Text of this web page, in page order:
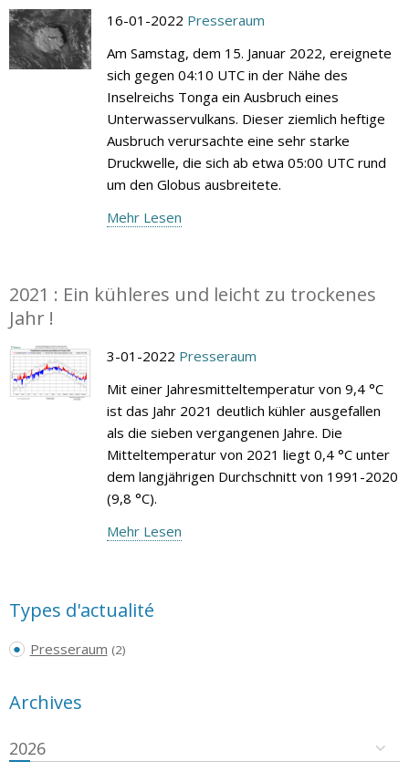
16-01-2022 Presseraum
Am Samstag, dem 15. Januar 2022, ereignete
sich gegen 04:10 UTC in der Nähe des
Inselreichs Tonga ein Ausbruch eines
Unterwasservulkans. Dieser ziemlich heftige
Ausbruch verursachte eine sehr starke
Druckwelle, die sich ab etwa 05:00 UTC rund
um den Globus ausbreitete.
Mehr Lesen
2021 : Ein kühleres und leicht zu trockenes
Jahr !
3-01-2022 Presseraum
Mit einer Jahresmitteltemperatur von 9,4 °C
ist das Jahr 2021 deutlich kühler ausgefallen
als die sieben vergangenen Jahre. Die
Mitteltemperatur von 2021 liegt 0,4 °C unter
dem langjährigen Durchschnitt von 1991-2020
(9,8 °C).
Mehr Lesen
Types d'actualité
Presseraum (2)
Archives
2026